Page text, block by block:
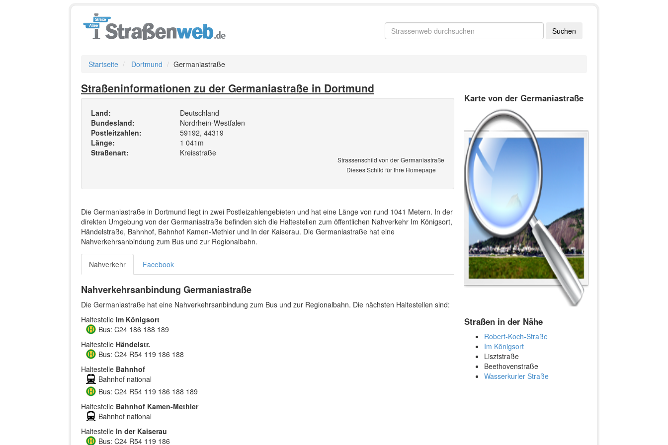
Startseite Dortmund Germaniastraße
Straßeninformationen zu der Germaniastraße in Dortmund
Strassenschild von der Germaniastraße
Dieses Schild für Ihre Homepage
Land:
Deutschland
Bundesland:
Nordrhein-Westfalen
Postleitzahlen:
59192, 44319
Länge:
1 041m
Straßenart:
Kreisstraße
Die Germaniastraße in Dortmund liegt in zwei Postleizahlengebieten und hat eine Länge von rund 1041 Metern. In der
direkten Umgebung von der Germaniastraße befinden sich die Haltestellen zum öffentlichen Nahverkehr Im Königsort,
Händelstraße, Bahnhof, Bahnhof Kamen-Methler und In der Kaiserau. Die Germaniastraße hat eine
Nahverkehrsanbindung zum Bus und zur Regionalbahn.
Nahverkehr Facebook
Nahverkehrsanbindung Germaniastraße
Die Germaniastraße hat eine Nahverkehrsanbindung zum Bus und zur Regionalbahn. Die nächsten Haltestellen sind:
Haltestelle Im Königsort
Bus: C24 186 188 189
Haltestelle Händelstr.
Bus: C24 R54 119 186 188
Haltestelle Bahnhof
Bahnhof national
Bus: C24 R54 119 186 188 189
Haltestelle Bahnhof Kamen-Methler
Bahnhof national
Haltestelle In der Kaiserau
Bus: C24 R54 119 186
Karte von der Germaniastraße
Straßen in der Nähe
Robert-Koch-Straße
Im Königsort
Lisztstraße
Beethovenstraße
Wasserkurler Straße